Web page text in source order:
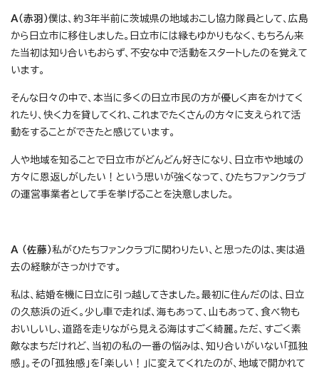
A（赤羽）僕は、約3年半前に茨城県の地域おこし協力隊員として、広島
から日立市に移住しました。日立市には縁もゆかりもなく、もちろん来
た当初は知り合いもおらず、不安な中で活動をスタートしたのを覚えて
います。
そんな日々の中で、本当に多くの日立市民の方が優しく声をかけてく
れたり、快く力を貸してくれ、これまでたくさんの方々に支えられて活
動をすることができたと感じています。
人や地域を知ることで日立市がどんどん好きになり、日立市や地域の
方々に恩返しがしたい！という思いが強くなって、ひたちファンクラブ
の運営事業者として手を挙げることを決意しました。
A （佐藤）私がひたちファンクラブに関わりたい、と思ったのは、実は過
去の経験がきっかけです。
私は、結婚を機に日立に引っ越してきました。最初に住んだのは、日立
の久慈浜の近く。少し車で走れば、海もあって、山もあって、食べ物も
おいしいし、道路を走りながら見える海はすごく綺麗。ただ、すごく素
敵なまちだけれど、当初の私の一番の悩みは、知り合いがいない「孤独
感」。その「孤独感」を「楽しい！」に変えてくれたのが、地域で開かれて